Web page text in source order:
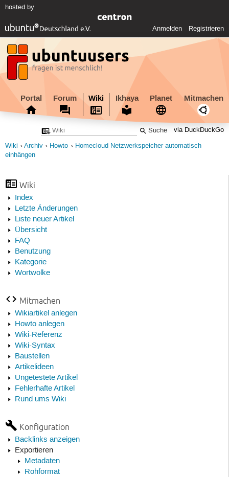
hosted by
Anmelden Registrieren
Portal Forum Wiki Ikhaya Planet Mitmachen
via DuckDuckGo
Wiki Archiv Howto
Homecloud Netzwerkspeicher automatisch
einhängen
Wiki
Index
Letzte Änderungen
Liste neuer Artikel
Übersicht
FAQ
Benutzung
Kategorie
Wortwolke
Mitmachen
Wikiartikel anlegen
Howto anlegen
Wiki-Referenz
Wiki-Syntax
Baustellen
Artikelideen
Ungetestete Artikel
Fehlerhafte Artikel
Rund ums Wiki
Konfiguration
Backlinks anzeigen
Exportieren
Metadaten
Rohformat